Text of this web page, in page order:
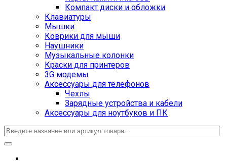
Компакт диски и обложки
Клавиатуры
Мышки
Коврики для мыши
Наушники
Музыкальные колонки
Краски для принтеров
3G модемы
Аксессуары для телефонов
Чехлы
Зарядные устройства и кабели
Аксессуары для ноутбуков и ПК